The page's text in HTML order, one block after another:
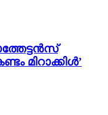
മിറാക്കിൾ’